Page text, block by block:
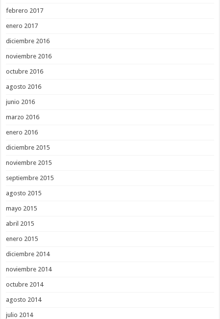
febrero 2017
enero 2017
diciembre 2016
noviembre 2016
octubre 2016
agosto 2016
junio 2016
marzo 2016
enero 2016
diciembre 2015
noviembre 2015
septiembre 2015
agosto 2015
mayo 2015
abril 2015
enero 2015
diciembre 2014
noviembre 2014
octubre 2014
agosto 2014
julio 2014